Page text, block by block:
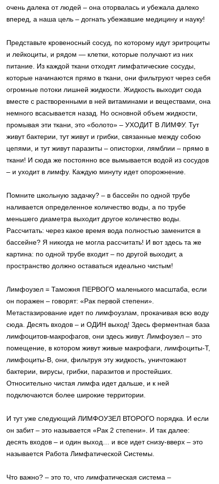
очень далека от людей – она оторвалась и убежала далеко
вперед, а наша цель – догнать убежавшие медицину и науку!
Представьте кровеносный сосуд, по которому идут эритроциты
и лейкоциты, и рядом — клетки, которые получают из них
питание. Из каждой ткани отходят лимфатические сосуды,
которые начинаются прямо в ткани, они фильтруют через себя
огромные потоки лишней жидкости. Жидкость выходит сюда
вместе с растворенными в ней витаминами и веществами, она
немного всасывается назад. Но основной объем жидкости,
промывая эти ткани, это «болото» – УХОДИТ В ЛИМФУ. Тут
живут бактерии, тут живут и грибки, связанные между собою
цепями, и тут живут паразиты – описторхи, лямблии – прямо в
ткани! И сюда же постоянно все вымывается водой из сосудов
– и уходит в лимфу. Каждую минуту идет опорожнение.
Помните школьную задачку? – в бассейн по одной трубе
наливается определенное количество воды, а по трубе
меньшего диаметра выходит другое количество воды.
Рассчитать: через какое время вода полностью заменится в
бассейне? Я никогда не могла рассчитать! И вот здесь та же
картина: по одной трубе входит – по другой выходит, а
пространство должно оставаться идеально чистым!
Лимфоузел = Таможня ПЕРВОГО маленького масштаба, если
он поражен – говорят: «Рак первой степени».
Метастазирование идет по лимфоузлам, прокачивая всю воду
сюда. Десять входов – и ОДИН выход! Здесь ферментная база
лимфоцитов-макрофагов, они здесь живут. Лимфоузел – это
помещение, в котором живут живые макрофаги, лимфоциты-Т,
лимфоциты-В, они, фильтруя эту жидкость, уничтожают
бактерии, вирусы, грибки, паразитов и простейших.
Относительно чистая лимфа идет дальше, и к ней
подключаются более широкие территории.
И тут уже следующий ЛИМФОУЗЕЛ ВТОРОГО порядка. И если
он забит – это называется «Рак 2 степени». И так далее:
десять входов – и один выход… и все идет снизу-вверх – это
называется Работа Лимфатической Системы.
Что важно? – это то, что лимфатическая система –